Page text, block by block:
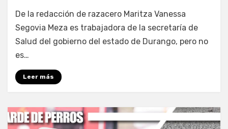
por Fernando Miranda Servín
De la redacción de razacero Maritza Vanessa
Segovia Meza es trabajadora de la secretaría de
Salud del gobierno del estado de Durango, pero no
es…
Leer más